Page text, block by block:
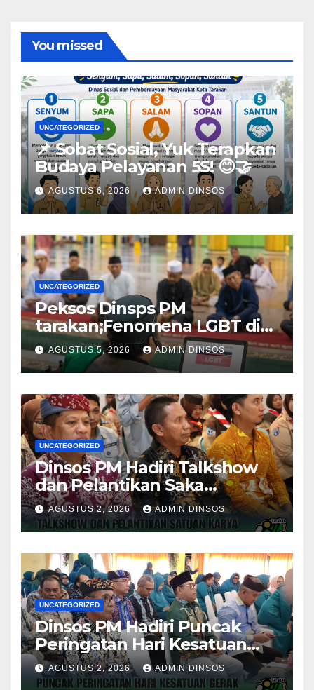
You missed
UNCATEGORIZED
📌 Sobat Sosial, Yuk Terapkan
Budaya Pelayanan 5S! 😊🤝
AGUSTUS 6, 2026 ADMIN DINSOS
UNCATEGORIZED
Peksos Dinsps PM
tarakan;Fenomena LGBT di
Sekitar Kita, Apa yang Harus
Dilakukan?
AGUSTUS 5, 2026 ADMIN DINSOS
UNCATEGORIZED
Dinsos PM Hadiri Talkshow
dan Pelantikan Saka
Pramuka Anti Narkotika Kota
Tarakan
AGUSTUS 2, 2026 ADMIN DINSOS
UNCATEGORIZED
Dinsos PM Hadiri Puncak
Peringatan Hari Kesatuan
Gerak PKK ke-54 Tingkat
Kota Tarakan
AGUSTUS 2, 2026 ADMIN DINSOS